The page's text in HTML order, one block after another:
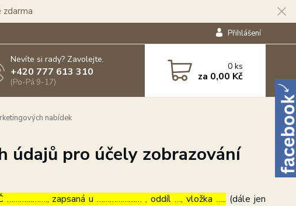
Přihlášení
Nevíte si rady? Zavolejte.
+420 777 613 310
(Po-Pá 9-17)
0ks
za 0,00 Kč
nabídek
údajů pro účely zobrazování
zapsaná u ………………… , oddíl …, vložka ….. (dále jen